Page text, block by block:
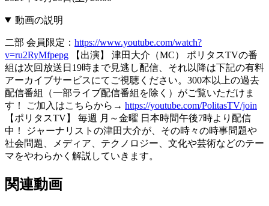
動画の説明
二部 会員限定： https://www.youtube.com/watch?
v=ru2RyMfpepg 【出演】 津田大介（MC） ポリタスTVの番
組は次回放送日19時まで見逃し配信、それ以降は下記の有料
アーカイブサービスにてご視聴ください。300本以上の過去
配信番組（一部ライブ配信番組を除く）がご覧いただけま
す！ ご加入はこちらから→ https://youtube.com/PolitasTV/join
【ポリタスTV】 毎週 月～金曜 日本時間午後7時より配信
中！ ジャーナリストの津田大介が、その時々の時事問題や
社会問題、メディア、テクノロジー、文化や芸術などのテー
マをやわらかく解説していきます。
関連動画